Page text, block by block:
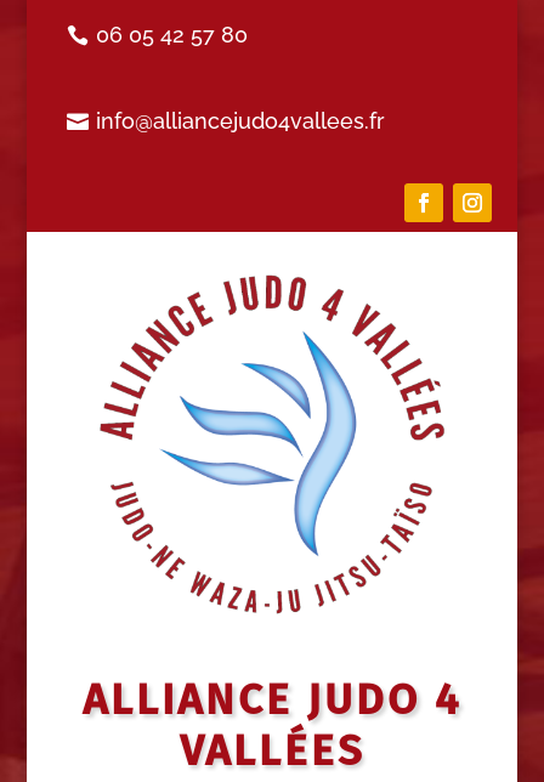
06 05 42 57 80
info@alliancejudo4vallees.fr
ALLIANCE JUDO 4
VALLÉES